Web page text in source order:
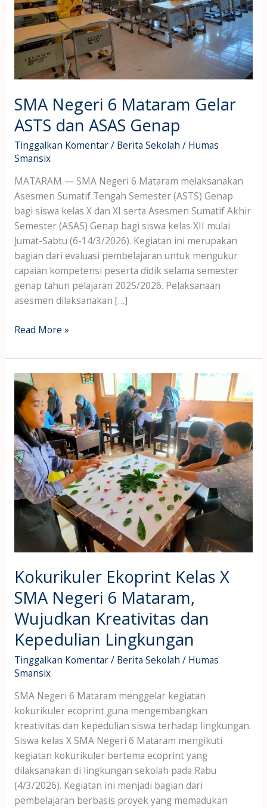
SMA Negeri 6 Mataram Gelar
ASTS dan ASAS Genap
Tinggalkan Komentar/ Berita Sekolah / Humas
Smansix
MATARAM — SMA Negeri 6 Mataram melaksanakan
Asesmen Sumatif Tengah Semester (ASTS) Genap
bagi siswa kelas X dan XI serta Asesmen Sumatif Akhir
Semester (ASAS) Genap bagi siswa kelas XII mulai
Jumat-Sabtu (6-14/3/2026). Kegiatan ini merupakan
bagian dari evaluasi pembelajaran untuk mengukur
capaian kompetensi peserta didik selama semester
genap tahun pelajaran 2025/2026. Pelaksanaan
asesmen dilaksanakan […]
ASAS
Genap
Read More »
Kokurikuler Ekoprint Kelas X
SMA Negeri 6 Mataram,
Wujudkan Kreativitas dan
Kepedulian Lingkungan
Tinggalkan Komentar/ Berita Sekolah / Humas
Smansix
SMA Negeri 6 Mataram menggelar kegiatan
kokurikuler ecoprint guna mengembangkan
kreativitas dan kepedulian siswa terhadap lingkungan.
Siswa kelas X SMA Negeri 6 Mataram mengikuti
kegiatan kokurikuler bertema ecoprint yang
dilaksanakan di lingkungan sekolah pada Rabu
(4/3/2026). Kegiatan ini menjadi bagian dari
pembelajaran berbasis proyek yang memadukan
Kokurikuler
Ekoprint
Kelas
X
SMA
Negeri
6
Mataram,
Wujudkan
Kreativitas
Kepedulian